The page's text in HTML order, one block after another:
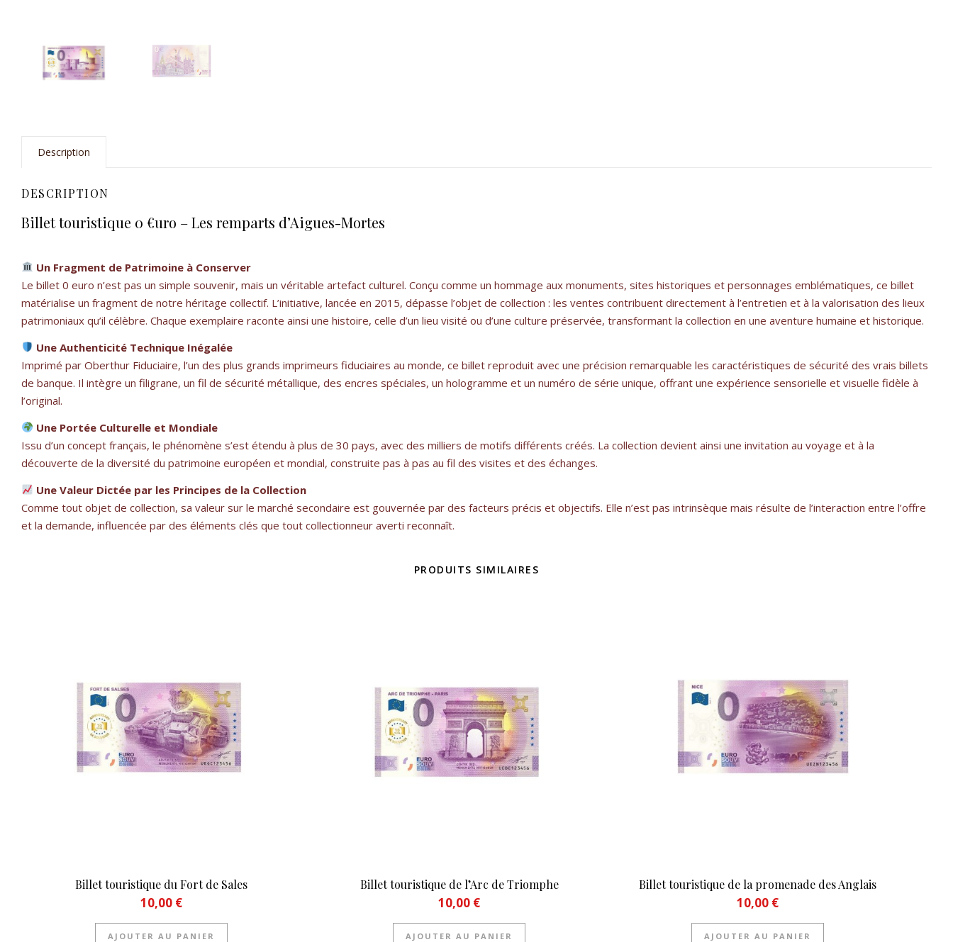
Description
DESCRIPTION
Billet touristique 0 €uro – Les remparts d’Aigues-Mortes
Un Fragment de Patrimoine à Conserver
Le billet 0 euro n’est pas un simple souvenir, mais un véritable artefact culturel. Conçu comme un hommage aux monuments, sites historiques et personnages emblématiques, ce billet
matérialise un fragment de notre héritage collectif. L’initiative, lancée en 2015, dépasse l’objet de collection : les ventes contribuent directement à l’entretien et à la valorisation des lieux
patrimoniaux qu’il célèbre. Chaque exemplaire raconte ainsi une histoire, celle d’un lieu visité ou d’une culture préservée, transformant la collection en une aventure humaine et historique.
Une Authenticité Technique Inégalée
Imprimé par Oberthur Fiduciaire, l’un des plus grands imprimeurs fiduciaires au monde, ce billet reproduit avec une précision remarquable les caractéristiques de sécurité des vrais billets
de banque. Il intègre un filigrane, un fil de sécurité métallique, des encres spéciales, un hologramme et un numéro de série unique, offrant une expérience sensorielle et visuelle fidèle à
l’original.
Une Portée Culturelle et Mondiale
Issu d’un concept français, le phénomène s’est étendu à plus de 30 pays, avec des milliers de motifs différents créés. La collection devient ainsi une invitation au voyage et à la
découverte de la diversité du patrimoine européen et mondial, construite pas à pas au fil des visites et des échanges.
Une Valeur Dictée par les Principes de la Collection
Comme tout objet de collection, sa valeur sur le marché secondaire est gouvernée par des facteurs précis et objectifs. Elle n’est pas intrinsèque mais résulte de l’interaction entre l’offre
et la demande, influencée par des éléments clés que tout collectionneur averti reconnaît.
PRODUITS SIMILAIRES
Billet touristique du Fort de Sales
10,00 €
AJOUTER AU PANIER
Billet touristique de l’Arc de Triomphe
10,00 €
AJOUTER AU PANIER
Billet touristique de la promenade des Anglais
10,00 €
AJOUTER AU PANIER